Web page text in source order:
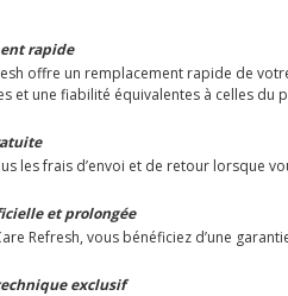
rapide
offre un remplacement rapide de
et une fiabilité équivalentes à celles du
les frais d’envoi et de retour lorsque
et prolongée
Refresh, vous bénéficiez d’une
exclusif